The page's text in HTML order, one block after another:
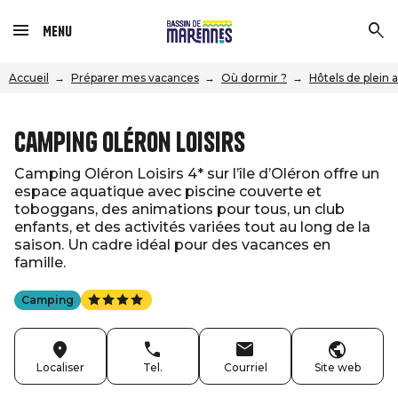
Menu
Accueil Préparer mes vacances Où dormir ? Hôtels de plein
Camping Oléron Loisirs
Camping Oléron Loisirs 4* sur l’île d’Oléron offre un
espace aquatique avec piscine couverte et
toboggans, des animations pour tous, un club
enfants, et des activités variées tout au long de la
saison. Un cadre idéal pour des vacances en
famille.
Camping
Localiser Tel. Courriel Site web